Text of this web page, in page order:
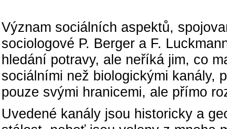
Význam sociálních aspektů,
sociologové P. Berger a F.
hledání potravy, ale neříká jim, co
sociálními než biologickými kanály,
pouze svými hranicemi, ale přímo
Uvedené kanály jsou historicky a